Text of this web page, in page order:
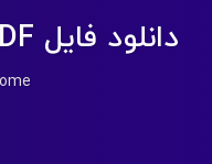
دانلود فایل PDF کتاب زنان فیلسوف در یونان و رم باستان رژین پی یترا